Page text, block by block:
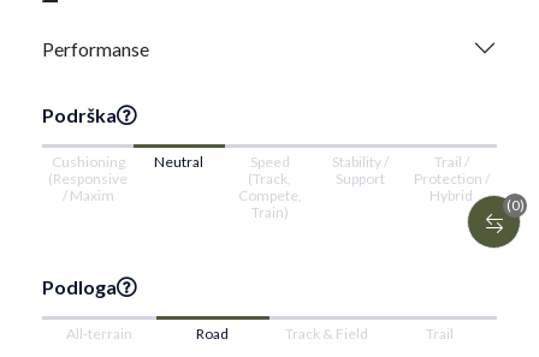
(0)
Performanse
Podrška
Cushioning
(Responsive
/ Maxim
Neutral
Speed
(Track,
Compete,
Train)
Stability /
Support
Trail /
Protection /
Hybrid
Podloga
All-terrain Road Track & Field Trail